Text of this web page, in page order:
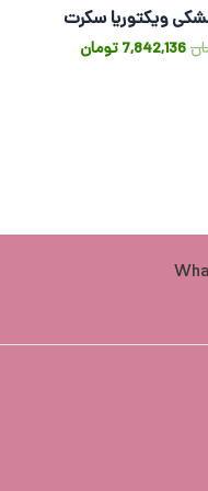
ویکتوریا سکرت
7,842,136 تومان